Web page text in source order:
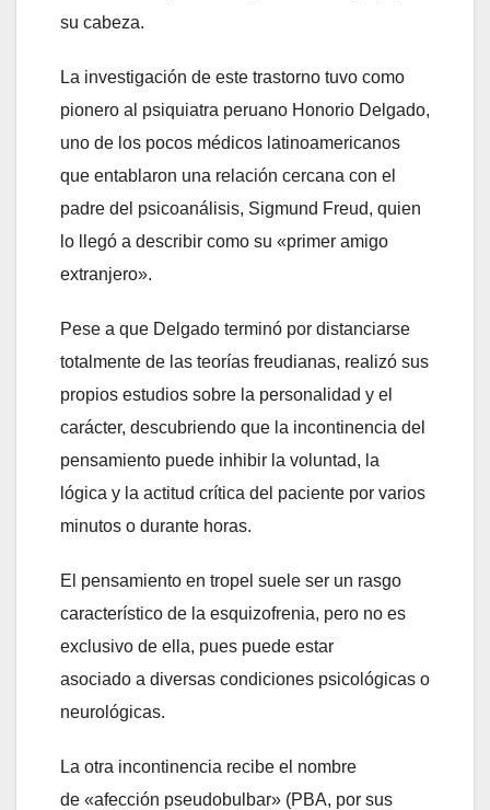
su cabeza.
La investigación de este trastorno tuvo como
pionero al psiquiatra peruano Honorio Delgado,
uno de los pocos médicos latinoamericanos
que entablaron una relación cercana con el
padre del psicoanálisis, Sigmund Freud, quien
lo llegó a describir como su «primer amigo
extranjero».
Pese a que Delgado terminó por distanciarse
totalmente de las teorías freudianas, realizó sus
propios estudios sobre la personalidad y el
carácter, descubriendo que la incontinencia del
pensamiento puede inhibir la voluntad, la
lógica y la actitud crítica del paciente por varios
minutos o durante horas.
El pensamiento en tropel suele ser un rasgo
característico de la esquizofrenia, pero no es
exclusivo de ella, pues puede estar
asociado a diversas condiciones psicológicas o
neurológicas.
La otra incontinencia recibe el nombre
de «afección pseudobulbar» (PBA, por sus